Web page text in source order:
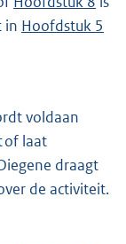
in Hoofdstuk 5
voldaan
of laat
draagt
de activiteit.